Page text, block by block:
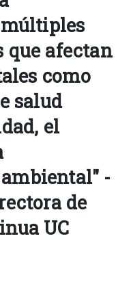
que afectan
como
salud
el
-
de
UC